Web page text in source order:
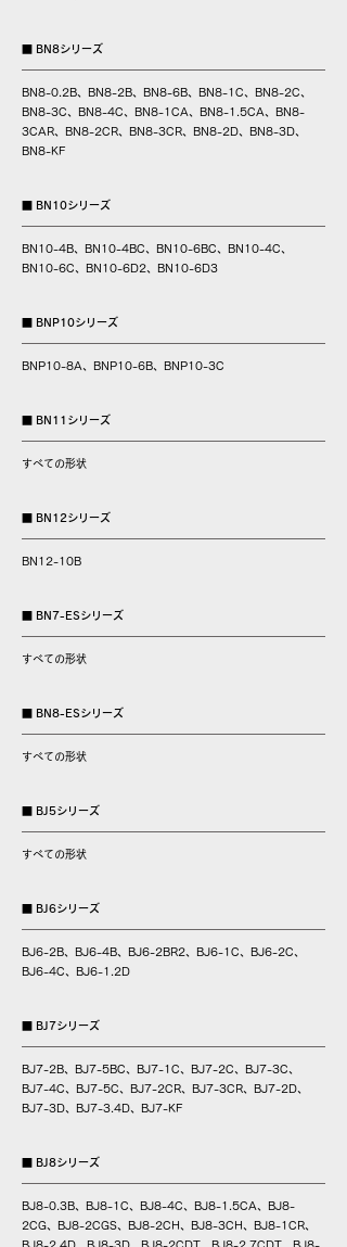
■ BN8シリーズ
BN8-0.2B、BN8-2B、BN8-6B、BN8-1C、BN8-2C、
BN8-3C、BN8-4C、BN8-1CA、BN8-1.5CA、BN8-
3CAR、BN8-2CR、BN8-3CR、BN8-2D、BN8-3D、
BN8-KF
■ BN10シリーズ
BN10-4B、BN10-4BC、BN10-6BC、BN10-4C、
BN10-6C、BN10-6D2、BN10-6D3
■ BNP10シリーズ
BNP10-8A、BNP10-6B、BNP10-3C
■ BN11シリーズ
すべての形状
■ BN12シリーズ
BN12-10B
■ BN7-ESシリーズ
すべての形状
■ BN8-ESシリーズ
​すべての形状
■ BJ5シリーズ
すべての形状
■ BJ6シリーズ
BJ6-2B、BJ6-4B、BJ6-2BR2、BJ6-1C、BJ6-2C、
BJ6-4C、BJ6-1.2D
■ BJ7シリーズ
BJ7-2B、 BJ7-5BC、BJ7-1C、BJ7-2C、BJ7-3C、
BJ7-4C、BJ7-5C、BJ7-2CR、BJ7-3CR、BJ7-2D、
BJ7-3D、BJ7-3.4D、BJ7-KF
■ BJ8シリーズ
BJ8-0.3B、BJ8-1C、BJ8-4C、BJ8-1.5CA、BJ8-
2CG、BJ8-2CGS、BJ8-2CH、BJ8-3CH、BJ8-1CR、
BJ8-2.4D、BJ8-3D、BJ8-2CDT、BJ8-2.7CDT、BJ8-